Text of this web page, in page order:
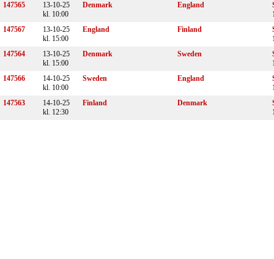
147565
13-10-25
kl. 10:00
Denmark England
147567
13-10-25
kl. 15:00
England Finland
147564
13-10-25
kl. 15:00
Denmark Sweden
147566
14-10-25
kl. 10:00
Sweden England
147563
14-10-25
kl. 12:30
Finland Denmark